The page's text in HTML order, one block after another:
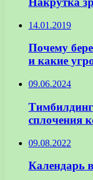
14.01.2019
Почему
и какие
09.06.2024
сплочения
09.08.2022
Календарь